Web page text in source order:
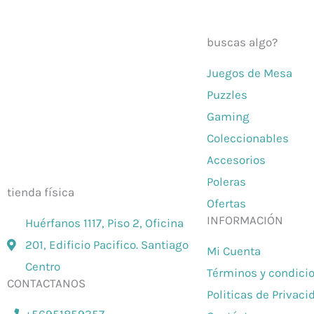
tienda física
Huérfanos 1117, Piso 2, Oficina
201, Edificio Pacifico. Santiago
Centro
CONTACTANOS
buscas algo?
Juegos de Mesa
Puzzles
Gaming
Coleccionables
Accesorios
Poleras
Ofertas
INFORMACIÓN
Mi Cuenta
Términos y
Politicas de